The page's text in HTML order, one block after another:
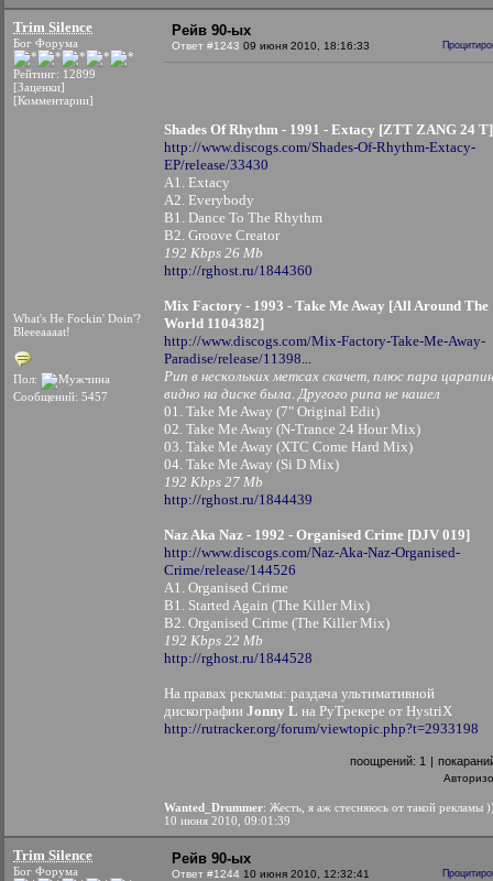
Trim Silence
Бог Форума
Рейтинг: 12899
[Заценки]
[Комментарии]
What's He Fockin' Doin'?
Bleeeaaaat!
Пол:
Сообщений: 5457
Рейв 90-ых
Ответ #1243 09 июня 2010, 18:16:33
Shades Of Rhythm - 1991 - Extacy [ZTT ZANG 24 T]
http://www.discogs.com/Shades-Of-Rhythm-Extacy-
EP/release/33430
A1. Extacy
A2. Everybody
B1. Dance To The Rhythm
B2. Groove Creator
192 Kbps 26 Mb
http://rghost.ru/1844360
Mix Factory - 1993 - Take Me Away [All Around The
World 1104382]
http://www.discogs.com/Mix-Factory-Take-Me-Away-
Paradise/release/11398...
Рип в нескольких метсах скачет, плюс пара царапин
видно на диске была. Другого рипа не нашел
01. Take Me Away (7" Original Edit)
02. Take Me Away (N-Trance 24 Hour Mix)
03. Take Me Away (XTC Come Hard Mix)
04. Take Me Away (Si D Mix)
192 Kbps 27 Mb
http://rghost.ru/1844439
Naz Aka Naz - 1992 - Organised Crime [DJV 019]
http://www.discogs.com/Naz-Aka-Naz-Organised-
Crime/release/144526
A1. Organised Crime
B1. Started Again (The Killer Mix)
B2. Organised Crime (The Killer Mix)
192 Kbps 22 Mb
http://rghost.ru/1844528
На правах рекламы: раздача ультимативной
дискографии Jonny L на РуТрекере от HystriX
http://rutracker.org/forum/viewtopic.php?t=2933198
поощрений: 1 |
Wanted_Drummer: Жесть, я аж стесняюсь от такой рекламы
10 июня 2010, 09:01:39
Trim Silence
Бог Форума
Рейв 90-ых
Ответ #1244 10 июня 2010, 12:32:41